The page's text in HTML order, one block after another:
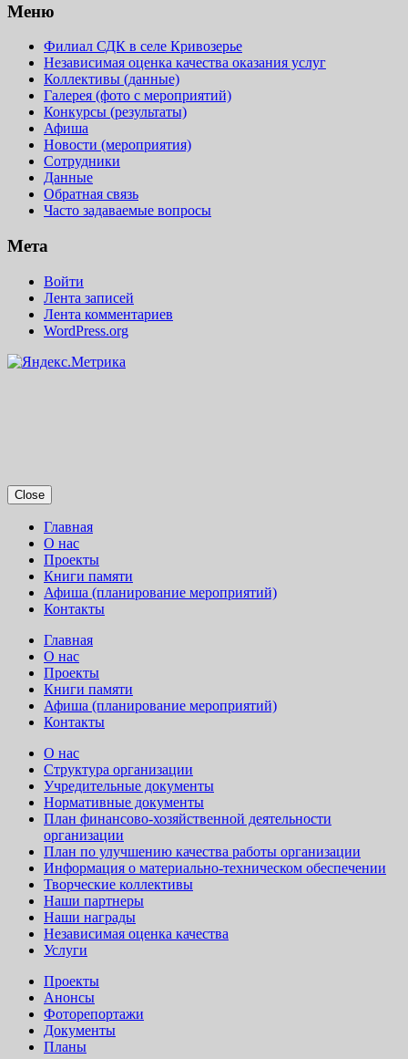
Меню
Филиал СДК в селе Кривозерье
Независимая оценка качества оказания услуг
Коллективы (данные)
Галерея (фото с мероприятий)
Конкурсы (результаты)
Афиша
Новости (мероприятия)
Сотрудники
Данные
Обратная связь
Часто задаваемые вопросы
Мета
Войти
Лента записей
Лента комментариев
WordPress.org
Close
Главная
О нас
Проекты
Книги памяти
Афиша (планирование мероприятий)
Контакты
Главная
О нас
Проекты
Книги памяти
Афиша (планирование мероприятий)
Контакты
О нас
Структура организации
Учредительные документы
Нормативные документы
План финансово-хозяйственной деятельности
организации
План по улучшению качества работы организации
Информация о материально-техническом обеспечении
Творческие коллективы
Наши партнеры
Наши награды
Независимая оценка качества
Услуги
Проекты
Анонсы
Фоторепортажи
Документы
Планы